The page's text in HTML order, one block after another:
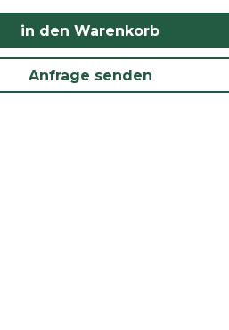
in den Warenkorb
Anfrage senden